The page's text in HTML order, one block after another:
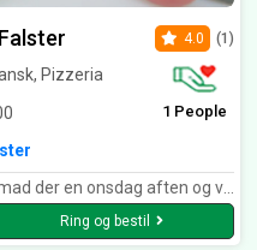
Pizzeria
4.0 (1)
1 People
lidt mere spændende salat til, men alt i alt en god oplevelse med jævn god mad til prisen. Desserten var pandekager med is og dejlig chokoladesovs til og vi kunne næsten trille derfra :-D Derudover en særdeles venlig og smilende tjener, så vi kan bestemt anbefale restaurant Italy!
Ring og bestil